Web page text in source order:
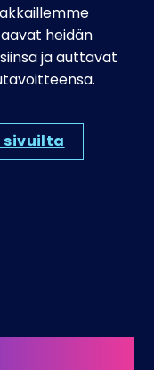
heidän
ja auttavat
sivuilta